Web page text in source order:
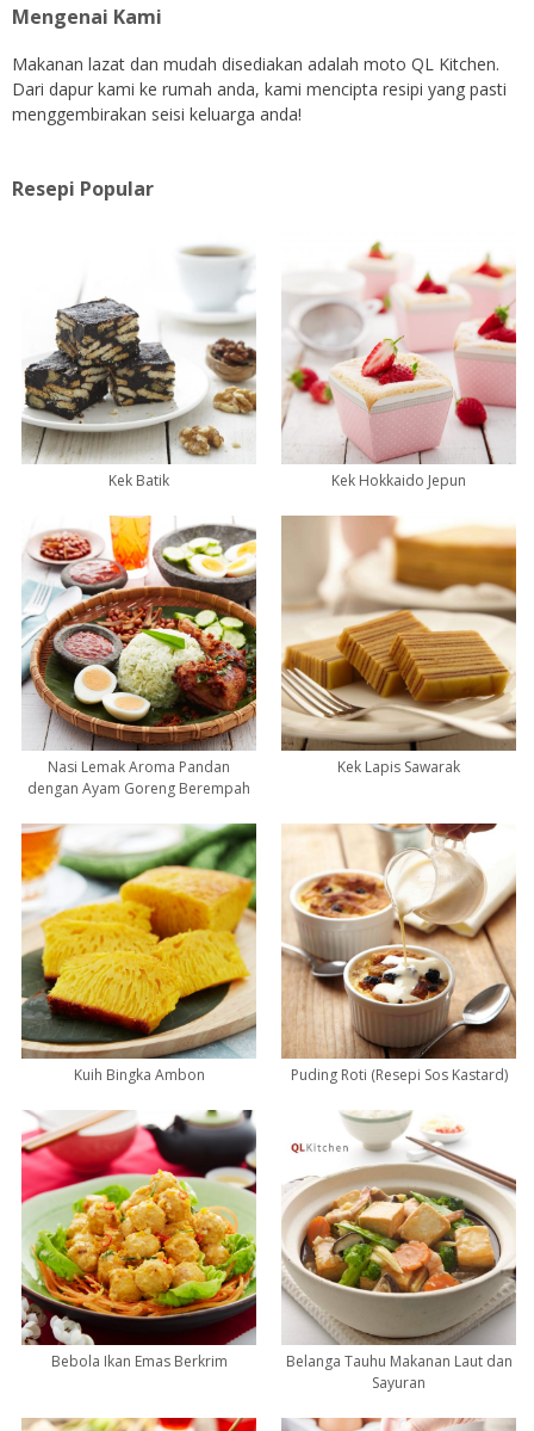
Mengenai Kami
Makanan lazat dan mudah disediakan adalah moto QL Kitchen.
Dari dapur kami ke rumah anda, kami mencipta resipi yang pasti
menggembirakan seisi keluarga anda!
Resepi Popular
Kek Batik Kek Hokkaido Jepun
Nasi Lemak Aroma Pandan
dengan Ayam Goreng Berempah
Kek Lapis Sawarak
Kuih Bingka Ambon Puding Roti (Resepi Sos Kastard)
Bebola Ikan Emas Berkrim
Belanga Tauhu Makanan Laut dan
Sayuran